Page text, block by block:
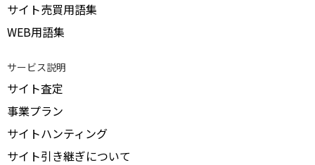
サイト売買用語集
WEB用語集
サービス説明
サイト査定
事業プラン
サイトハンティング
サイト引き継ぎについて